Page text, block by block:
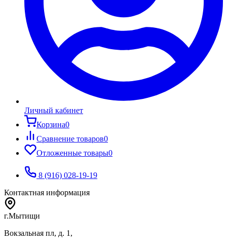
Личный кабинет
Корзина0
Сравнение товаров0
Отложенные товары0
8 (916) 028-19-19
Контактная информация
г.Мытищи
Вокзальная пл, д. 1,